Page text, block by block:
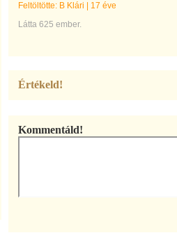
Feltöltötte: B Klári
17 éve
Látta 625 ember.
Értékeld!
Kommentáld!